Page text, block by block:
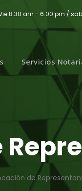
8:30 am - 6:00 pm /
Servicios
de